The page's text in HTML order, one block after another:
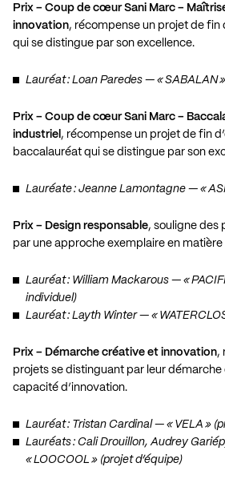
Prix – Coup de cœur Sani Marc –
innovation, récompense un projet de fin
qui se distingue par son excellence.
Lauréat : Loan Paredes — « SABALAN
Prix – Coup de cœur Sani Marc –
industriel , récompense un projet de fin
baccalauréat qui se distingue par son
Lauréate : Jeanne Lamontagne — «
Prix – Design responsable, souligne des
par une approche exemplaire en
Lauréat : William Mackarous — «
individuel)
Lauréat : Layth Winter — «
Prix – Démarche créative et innovation,
projets se distinguant par leur démarche
capacité d’innovation.
Lauréat : Tristan Cardinal — « VELA »
Lauréats : Cali Drouillon, Audrey
« LOOCOOL » (projet d’équipe)